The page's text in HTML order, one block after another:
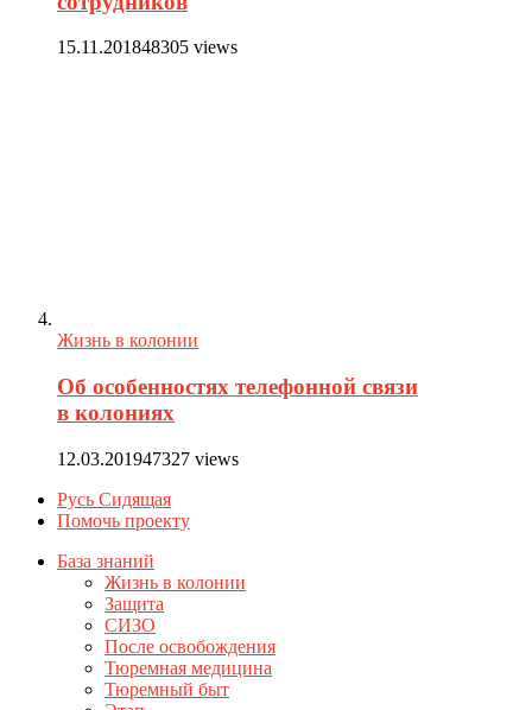
15.11.201848305 views
Жизнь в колонии
Об особенностях телефонной связи
в колониях
12.03.201947327 views
Русь Сидящая
Помочь проекту
База знаний
Жизнь в колонии
Защита
СИЗО
После освобождения
Тюремная медицина
Тюремный быт